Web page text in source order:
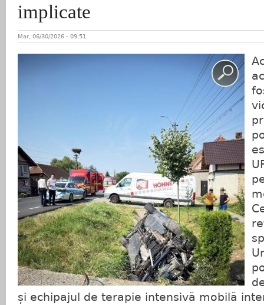
implicate
Mar, 06/30/2026 - 09:51
și echipajul de terapie intensivă mobilă